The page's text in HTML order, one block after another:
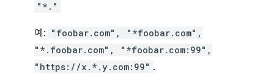
"*."
예: "foobar.com", "*foobar.com",
"*.foobar.com", "*foobar.com:99",
"https://x.*.y.com:99" .